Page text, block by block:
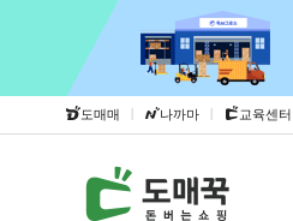
도매매 | 나까마 | 교육센터